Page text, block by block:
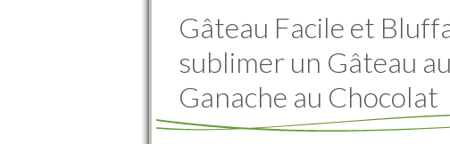
Gâteau Facile et
sublimer un Gâteau
Ganache au Chocolat